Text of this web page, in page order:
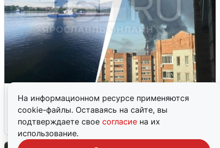
На информационном ресурсе применяются
cookie-файлы. Оставаясь на сайте, вы
подтверждаете свое согласие на их
использование.
попадания и последствия
6 августа 0